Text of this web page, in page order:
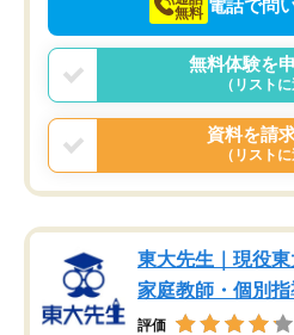
無料 電話で問
無料体験を
（リスト
資料を請
（リスト
東大先生｜現役
家庭教師・個別
評価